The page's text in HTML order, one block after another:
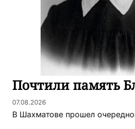
Почтили память
07.08.2026
В Шахматове прошел